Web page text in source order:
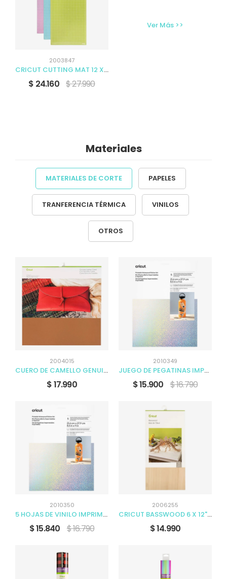
2003847
CRICUT CUTTING MAT 12 X 24
$ 24.160 $ 27.990
Ver Más >>
Materiales
MATERIALES DE CORTE PAPELES
TRANFERENCIA TÉRMICA VINILOS
OTROS
2004015
CUERO DE CAMELLO GENUINO 30 X 30 CM
$ 17.990
2010349
JUEGO DE PEGATINAS IMPERMEABLES IMPRIMIBLES HOLOGRAFICA 5 UNIDADES A4
$ 15.900 $ 16.790
2010350
5 HOJAS DE VINILO IMPRIMIBLE LAMINADO HOLOGRÁFICO DE 21,6 CM X 27,9 CM
$ 15.840 $ 16.790
2006255
CRICUT BASSWOOD 6 X 12" 4U
$ 14.990